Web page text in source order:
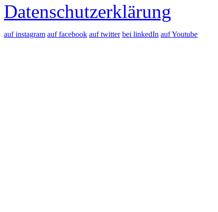
Datenschutzerklärung
auf instagram auf facebook auf twitter bei linkedIn auf Youtube